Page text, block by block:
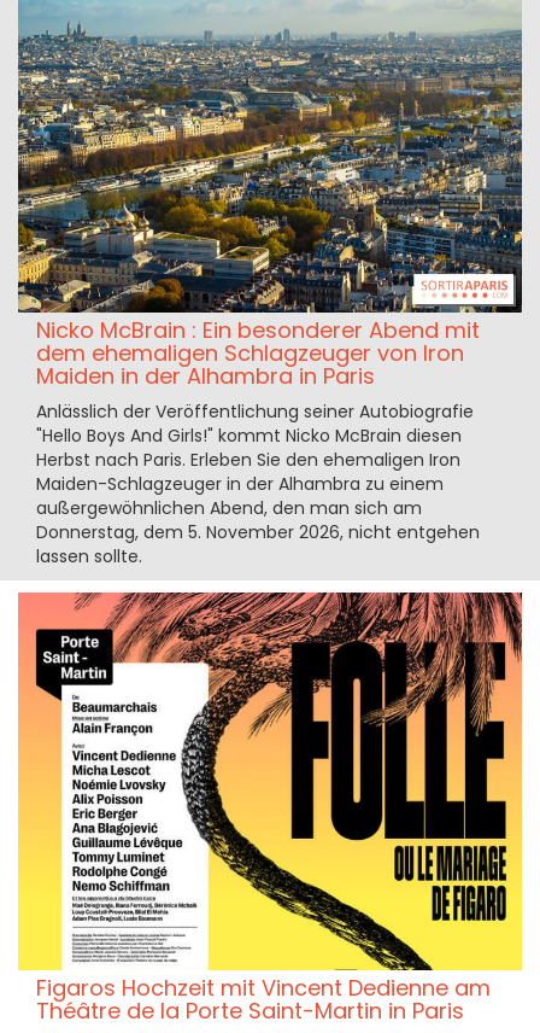
Nicko McBrain : Ein besonderer Abend mit
dem ehemaligen Schlagzeuger von Iron
Maiden in der Alhambra in Paris
Anlässlich der Veröffentlichung seiner Autobiografie
"Hello Boys And Girls!" kommt Nicko McBrain diesen
Herbst nach Paris. Erleben Sie den ehemaligen Iron
Maiden-Schlagzeuger in der Alhambra zu einem
außergewöhnlichen Abend, den man sich am
Donnerstag, dem 5. November 2026, nicht entgehen
lassen sollte.
Figaros Hochzeit mit Vincent Dedienne am
Théâtre de la Porte Saint-Martin in Paris